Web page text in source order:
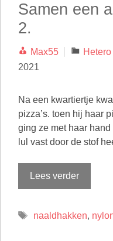
Samen een
2.
Max55 Hetero
2021
Na een kwartiertje
pizza’s. toen hij haar
ging ze met haar
lul vast door de stof
Lees verder
Tags
naaldhakken,